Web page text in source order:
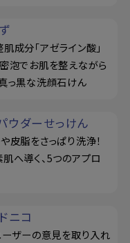
成分「アゼライン酸」
泡でお肌を整えながら
っ黒な洗顔石けん
ウダーせっけん
皮脂をさっぱり洗浄！
へ導く、5つのアプロ
ニコ
ザーの意見を取り入れ